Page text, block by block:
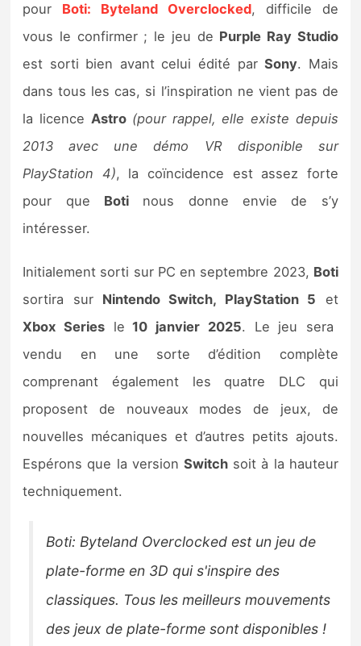
Précommandes
Précommandes jeux Switch 2
Sorties de jeux
Bons plans
pour Boti: Byteland Overclocked, difficile de
vous le confirmer ; le jeu de Purple Ray Studio
est sorti bien avant celui édité parSony. Mais
dans tous les cas, si l’inspiration ne vient pas de
la licence Astro (pour rappel, elle existe depuis
2013 avec une démo VR disponible sur
PlayStation 4), la coïncidence est assez forte
pour que Botinous donne envie de s’y
intéresser.
Initialement sorti sur PC en septembre 2023, Boti
sortira sur Nintendo Switch, PlayStation 5 et
Xbox Seriesle 10 janvier 2025. Le jeu sera
vendu en une sorte d’édition complète
comprenant également les quatre DLC qui
proposent de nouveaux modes de jeux, de
nouvelles mécaniques et d’autres petits ajouts.
Espérons que la version Switchsoit à la hauteur
techniquement.
Boti: Byteland Overclocked est un jeu de
plate-forme en 3D qui s'inspire des
classiques. Tous les meilleurs mouvements
des jeux de plate-forme sont disponibles !